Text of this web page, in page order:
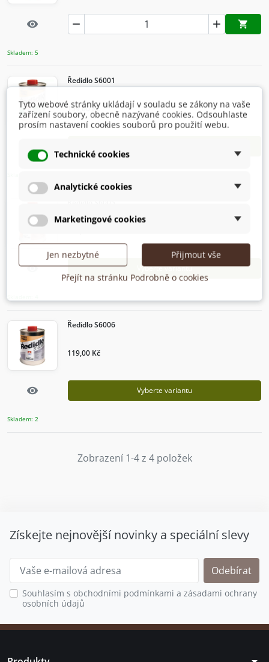
visibility Rychlý náhled
  
Přidat
Skladem: 5
visibility
Ředidlo S6001
159,00 Kč
visibilityRychlý náhled Vyberte variantu
Skladem: 4
visibility
Ředidlo S6006
119,00 Kč
Vyberte variantu
Skladem: 2
Zobrazení 1-4 z 4 položek
Získejte nejnovější novinky a speciální slevy
Souhlasím s obchodními podmínkami a zásadami ochrany
osobních údajů
Tyto webové stránky ukládají v souladu se zákony na vaše
zařízení soubory, obecně nazývané cookies. Odsouhlaste
prosím nastavení cookies souborů pro použití webu.
Technické cookies
Analytické cookies
Marketingové cookies
Jen nezbytné
Přijmout vše
Přejít na stránku Podrobně o cookies